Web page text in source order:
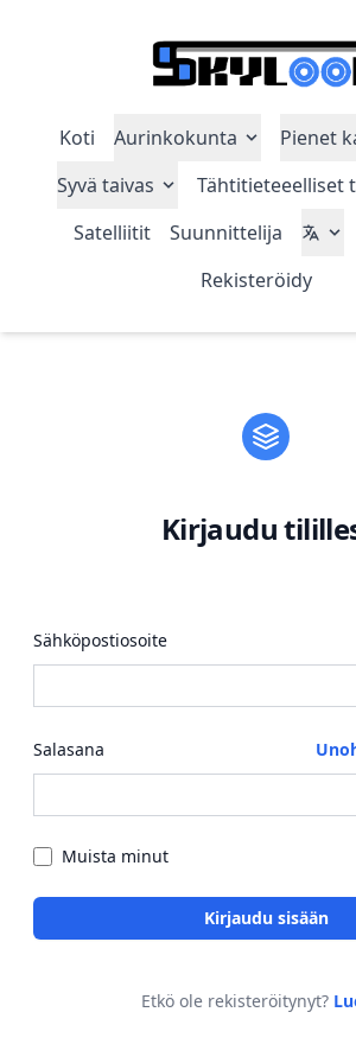
Koti Aurinkokunta
Pienet
Syvä taivas
Tähtitieteeelliset
Satelliitit
Suunnittelija
Rekisteröidy
Kirjaudu
Sähköpostiosoite
Salasana
Muista minut
Kirjaudu sisään
Etkö ole rekisteröitynyt?